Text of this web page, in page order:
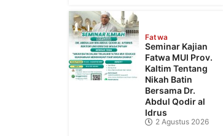
Fatwa
Seminar Kajian
Fatwa MUI Prov.
Kaltim Tentang
Nikah Batin
Bersama Dr.
Abdul Qodir al
Idrus
2 Agustus 2026